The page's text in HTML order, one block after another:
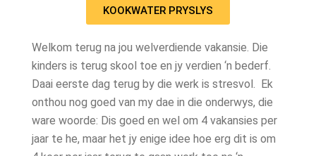
KOOKWATER PRYSLYS
Welkom terug na jou welverdiende vakansie. Die
kinders is terug skool toe en jy verdien ‘n bederf.
Daai eerste dag terug by die werk is stresvol. Ek
onthou nog goed van my dae in die onderwys, die
ware woorde: Dis goed en wel om 4 vakansies per
jaar te he, maar het jy enige idee hoe erg dit is om